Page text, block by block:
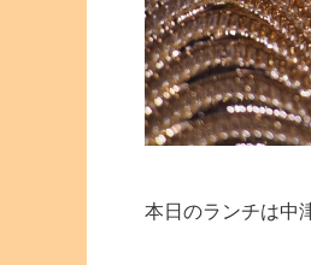
本日のランチは中